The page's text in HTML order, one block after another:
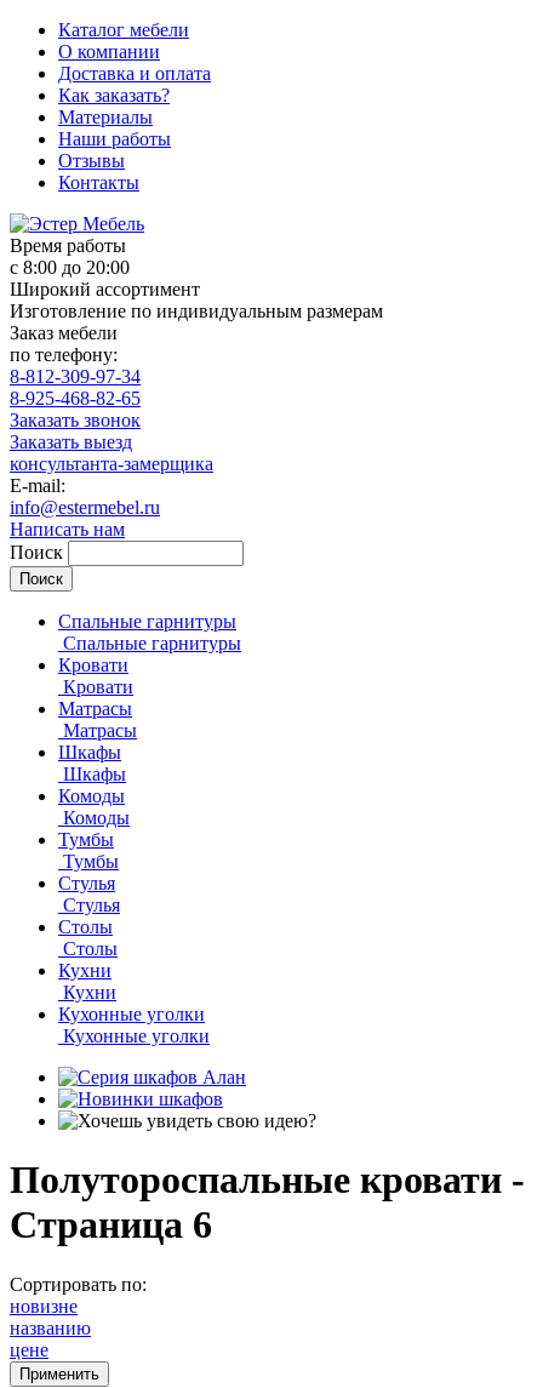
Каталог мебели
О компании
Доставка и оплата
Как заказать?
Материалы
Наши работы
Отзывы
Контакты
Время работы
с 8:00 до 20:00
Широкий ассортимент
Изготовление по индивидуальным размерам
Заказ мебели
по телефону:
8-812-309-97-34
8-925-468-82-65
Заказать звонок
Заказать выезд
консультанта-замерщика
E-mail:
info@estermebel.ru
Написать нам
Поиск
Спальные гарнитуры
Спальные гарнитуры
Кровати
Кровати
Матрасы
Матрасы
Шкафы
Шкафы
Комоды
Комоды
Тумбы
Тумбы
Стулья
Стулья
Столы
Столы
Кухни
Кухни
Кухонные уголки
Кухонные уголки
Полутороспальные кровати -
Страница 6
Сортировать по:
новизне
названию
цене